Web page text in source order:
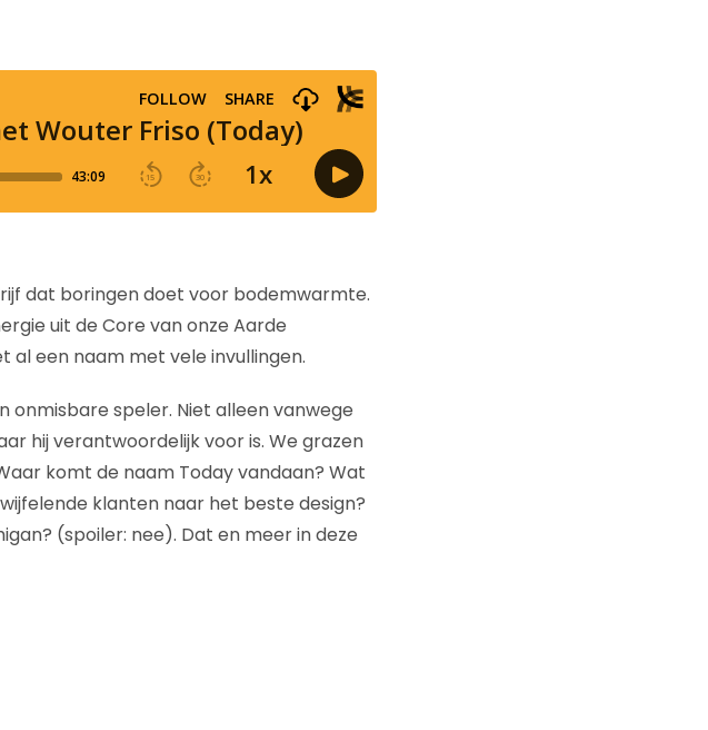
dat boringen doet voor bodemwarmte.
uit de Core van onze Aarde
al een naam met vele invullingen.
onmisbare speler. Niet alleen vanwege
hij verantwoordelijk voor is. We grazen
komt de naam Today vandaan? Wat
klanten naar het beste design?
(spoiler: nee). Dat en meer in deze